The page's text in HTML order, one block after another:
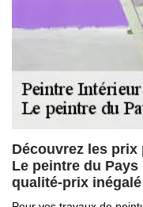
Découvrez les prix
Le peintre du
qualité-prix inégalé